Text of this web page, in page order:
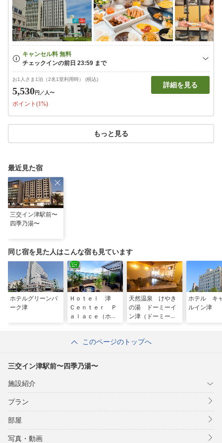
お1人さま1泊（2名1室利用時） (税込)
5,530円 ／人〜
ポイント(1%)
詳細を見る
もっと見る
最近見た宿
三交イン津駅前〜
四季乃湯〜
同じ宿を見た人はこんな宿も見ています
ホテルグリーンパ
ーク津
Ｈｏｔｅｌ 津
Ｃｅｎｔｅｒ Ｐ
ａｌａｃｅ（ホテ
天然温泉 けやき
の湯 ドーミーイ
ン津（ドーミーイ
ホテル キ
ルイン津
このページのトップへ
三交イン津駅前〜四季乃湯〜
施設紹介
プラン
部屋
写真・動画